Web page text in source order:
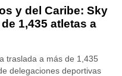
y del Caribe: Sky
1,435 atletas a
traslada a más de 1,435
delegaciones deportivas